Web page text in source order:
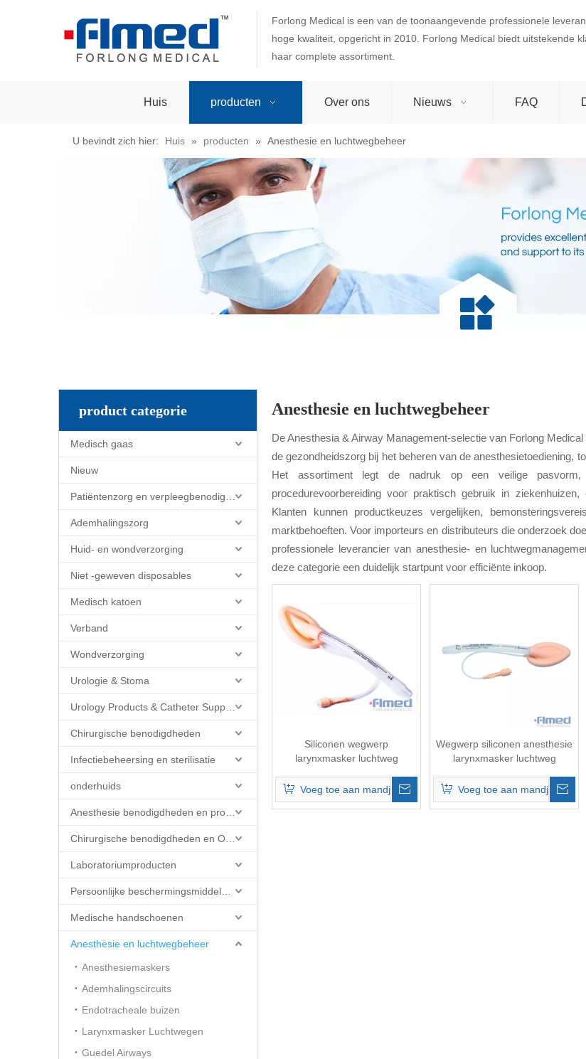
Forlong Medical is een van de toonaangevende professionele
hoge kwaliteit, opgericht in 2010. Forlong Medical biedt uitstekende
haar complete assortiment.
Huis producten Over ons Nieuws FAQ
U bevindt zich hier: Huis » producten » Anesthesie en luchtwegbeheer
product categorie
Medisch gaas
Nieuw
Ademhalingszorg
Huid- en wondverzorging
Niet -geweven disposables
Medisch katoen
Verband
Wondverzorging
Urologie & Stoma
Chirurgische benodigdheden
Infectiebeheersing en sterilisatie
onderhuids
Laboratoriumproducten
Medische handschoenen
Anesthesie en luchtwegbeheer
Anesthesiemaskers
Ademhalingscircuits
Endotracheale buizen
Larynxmasker Luchtwegen
Guedel Airways
Anesthesie en luchtwegbeheer
De Anesthesia & Airway Management-selectie van Forlong
de gezondheidszorg bij het beheren van de anesthesietoediening,
Het assortiment legt de nadruk op een veilige pasvorm,
procedurevoorbereiding voor praktisch gebruik in
Klanten kunnen productkeuzes vergelijken,
marktbehoeften. Voor importeurs en distributeurs die onderzoek
professionele leverancier van anesthesie- en
deze categorie een duidelijk startpunt voor efficiënte inkoop.
Siliconen wegwerp
larynxmasker luchtweg
Voeg toe aan mandje
Wegwerp siliconen anesthesie
larynxmasker luchtweg
Voeg toe aan mandje